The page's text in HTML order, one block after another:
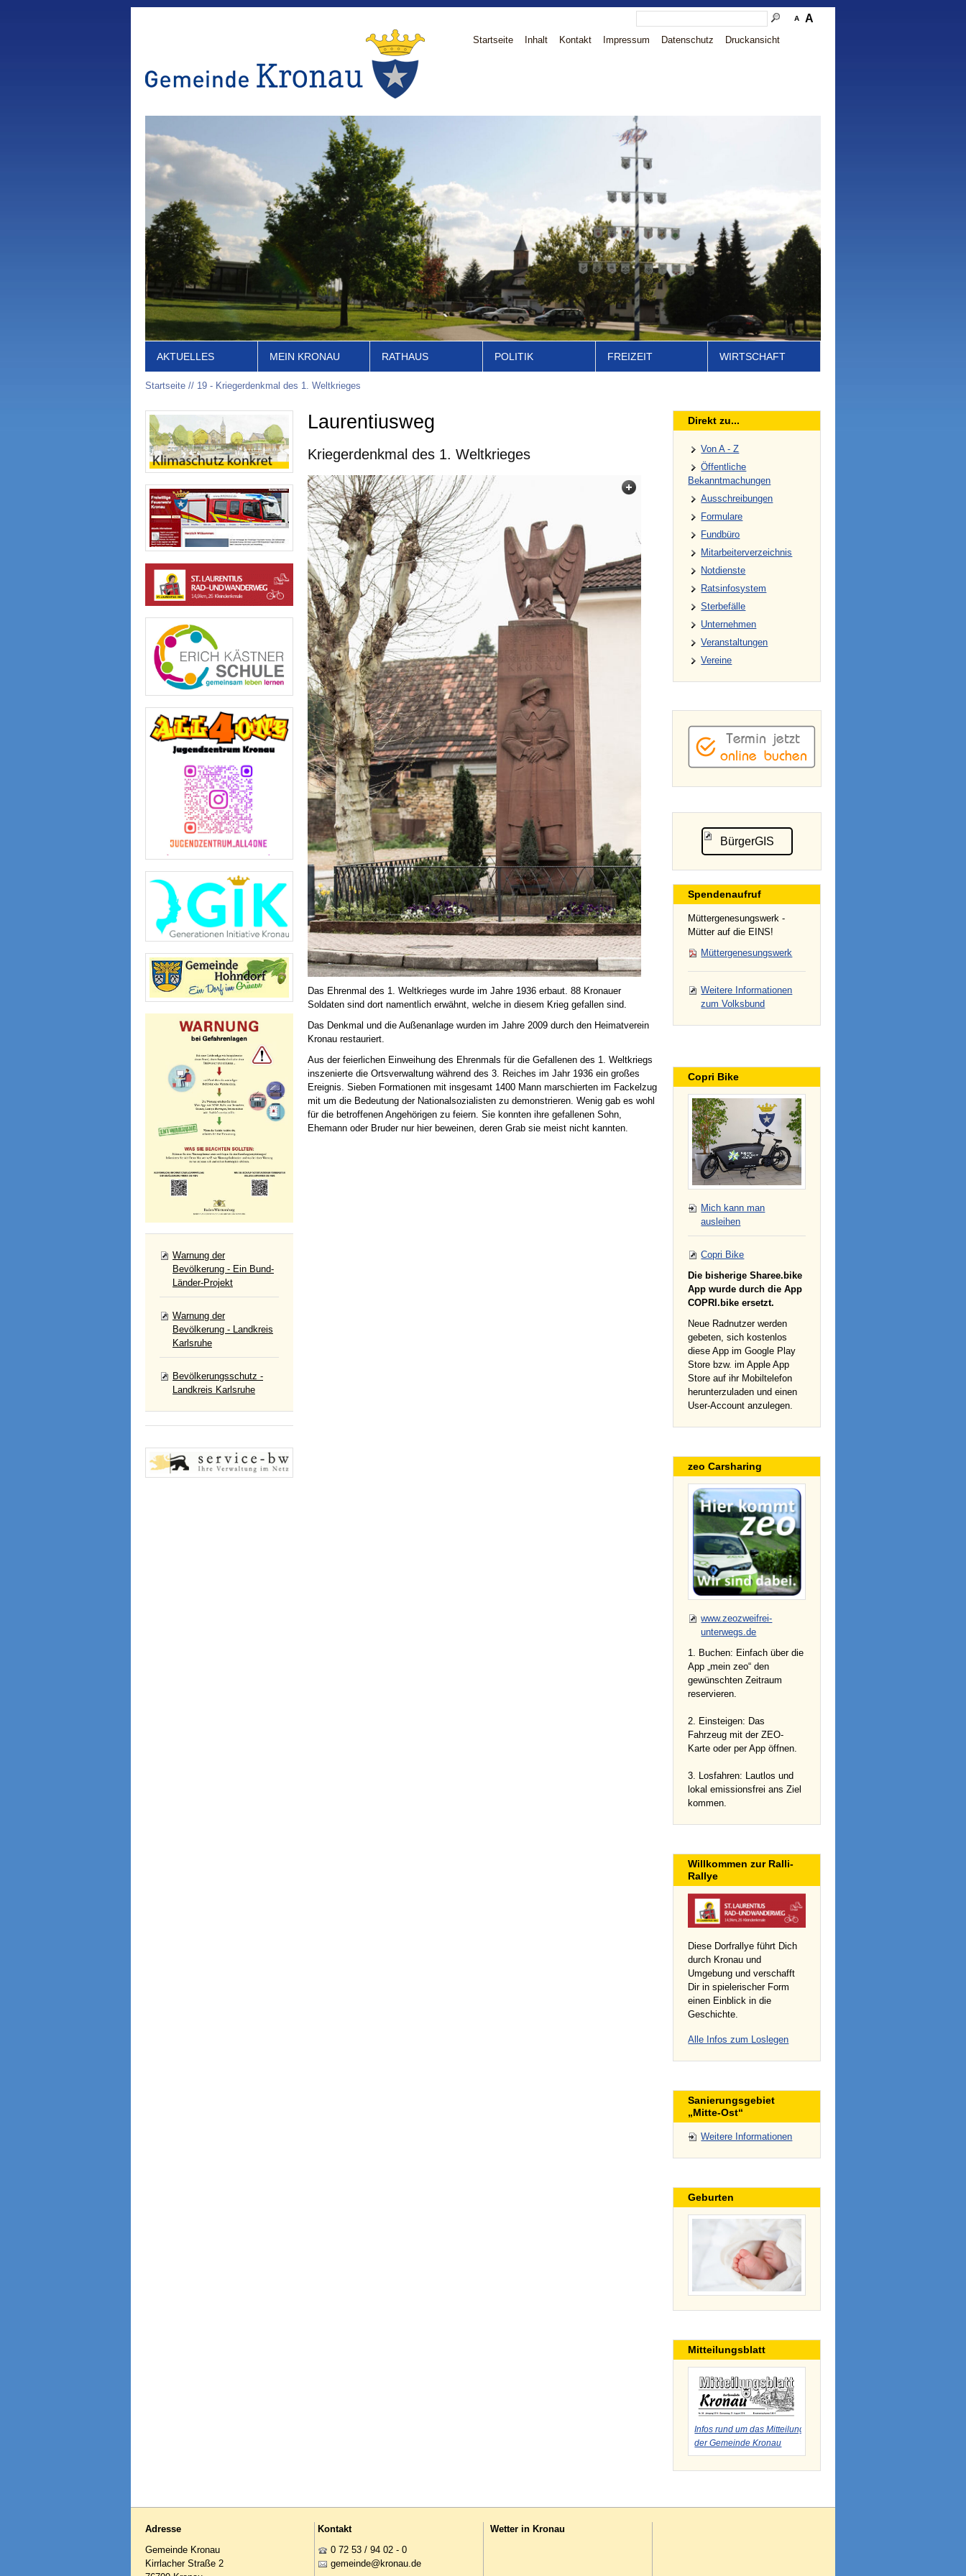
A A
Startseite Inhalt Kontakt Impressum Datenschutz Druckansicht
AKTUELLES MEIN KRONAU RATHAUS POLITIK FREIZEIT WIRTSCHAFT
Startseite 19 - Kriegerdenkmal des 1. Weltkrieges
Warnung der
Bevölkerung - Ein Bund-
Länder-Projekt
Warnung der
Bevölkerung - Landkreis
Karlsruhe
Bevölkerungsschutz -
Landkreis Karlsruhe
Laurentiusweg
Kriegerdenkmal des 1. Weltkrieges
Das Ehrenmal des 1. Weltkrieges wurde im Jahre 1936 erbaut. 88 Kronauer
Soldaten sind dort namentlich erwähnt, welche in diesem Krieg gefallen sind.
Das Denkmal und die Außenanlage wurden im Jahre 2009 durch den Heimatverein
Kronau restauriert.
Aus der feierlichen Einweihung des Ehrenmals für die Gefallenen des 1. Weltkriegs
inszenierte die Ortsverwaltung während des 3. Reiches im Jahr 1936 ein großes
Ereignis. Sieben Formationen mit insgesamt 1400 Mann marschierten im Fackelzug
mit um die Bedeutung der Nationalsozialisten zu demonstrieren. Wenig gab es wohl
für die betroffenen Angehörigen zu feiern. Sie konnten ihre gefallenen Sohn,
Ehemann oder Bruder nur hier beweinen, deren Grab sie meist nicht kannten.
Direkt zu...
Von A - Z
Öffentliche
Bekanntmachungen
Ausschreibungen
Formulare
Fundbüro
Mitarbeiterverzeichnis
Notdienste
Ratsinfosystem
Sterbefälle
Unternehmen
Veranstaltungen
Vereine
BürgerGIS
Spendenaufruf
Müttergenesungswerk -
Mütter auf die EINS!
Müttergenesungswerk
Weitere Informationen
zum Volksbund
Copri Bike
Mich kann man
ausleihen
Copri Bike
Die bisherige Sharee.bike
App wurde durch die App
COPRI.bike ersetzt.
Neue Radnutzer werden
gebeten, sich kostenlos
diese App im Google Play
Store bzw. im Apple App
Store auf ihr Mobiltelefon
herunterzuladen und einen
User-Account anzulegen.
zeo Carsharing
www.zeozweifrei-
unterwegs.de
1. Buchen: Einfach über die
App „mein zeo“ den
gewünschten Zeitraum
reservieren.
2. Einsteigen: Das
Fahrzeug mit der ZEO-
Karte oder per App öffnen.
3. Losfahren: Lautlos und
lokal emissionsfrei ans Ziel
kommen.
Willkommen zur Ralli-
Rallye
Diese Dorfrallye führt Dich
durch Kronau und
Umgebung und verschafft
Dir in spielerischer Form
einen Einblick in die
Geschichte.
Alle Infos zum Loslegen
Sanierungsgebiet
„Mitte-Ost“
Weitere Informationen
Geburten
Mitteilungsblatt
Infos rund um das Mitteilungsblatt
der Gemeinde Kronau
Adresse
Gemeinde Kronau
Kirrlacher Straße 2
Kontakt
0 72 53 / 94 02 - 0
g m nd kr n d
Wetter in Kronau